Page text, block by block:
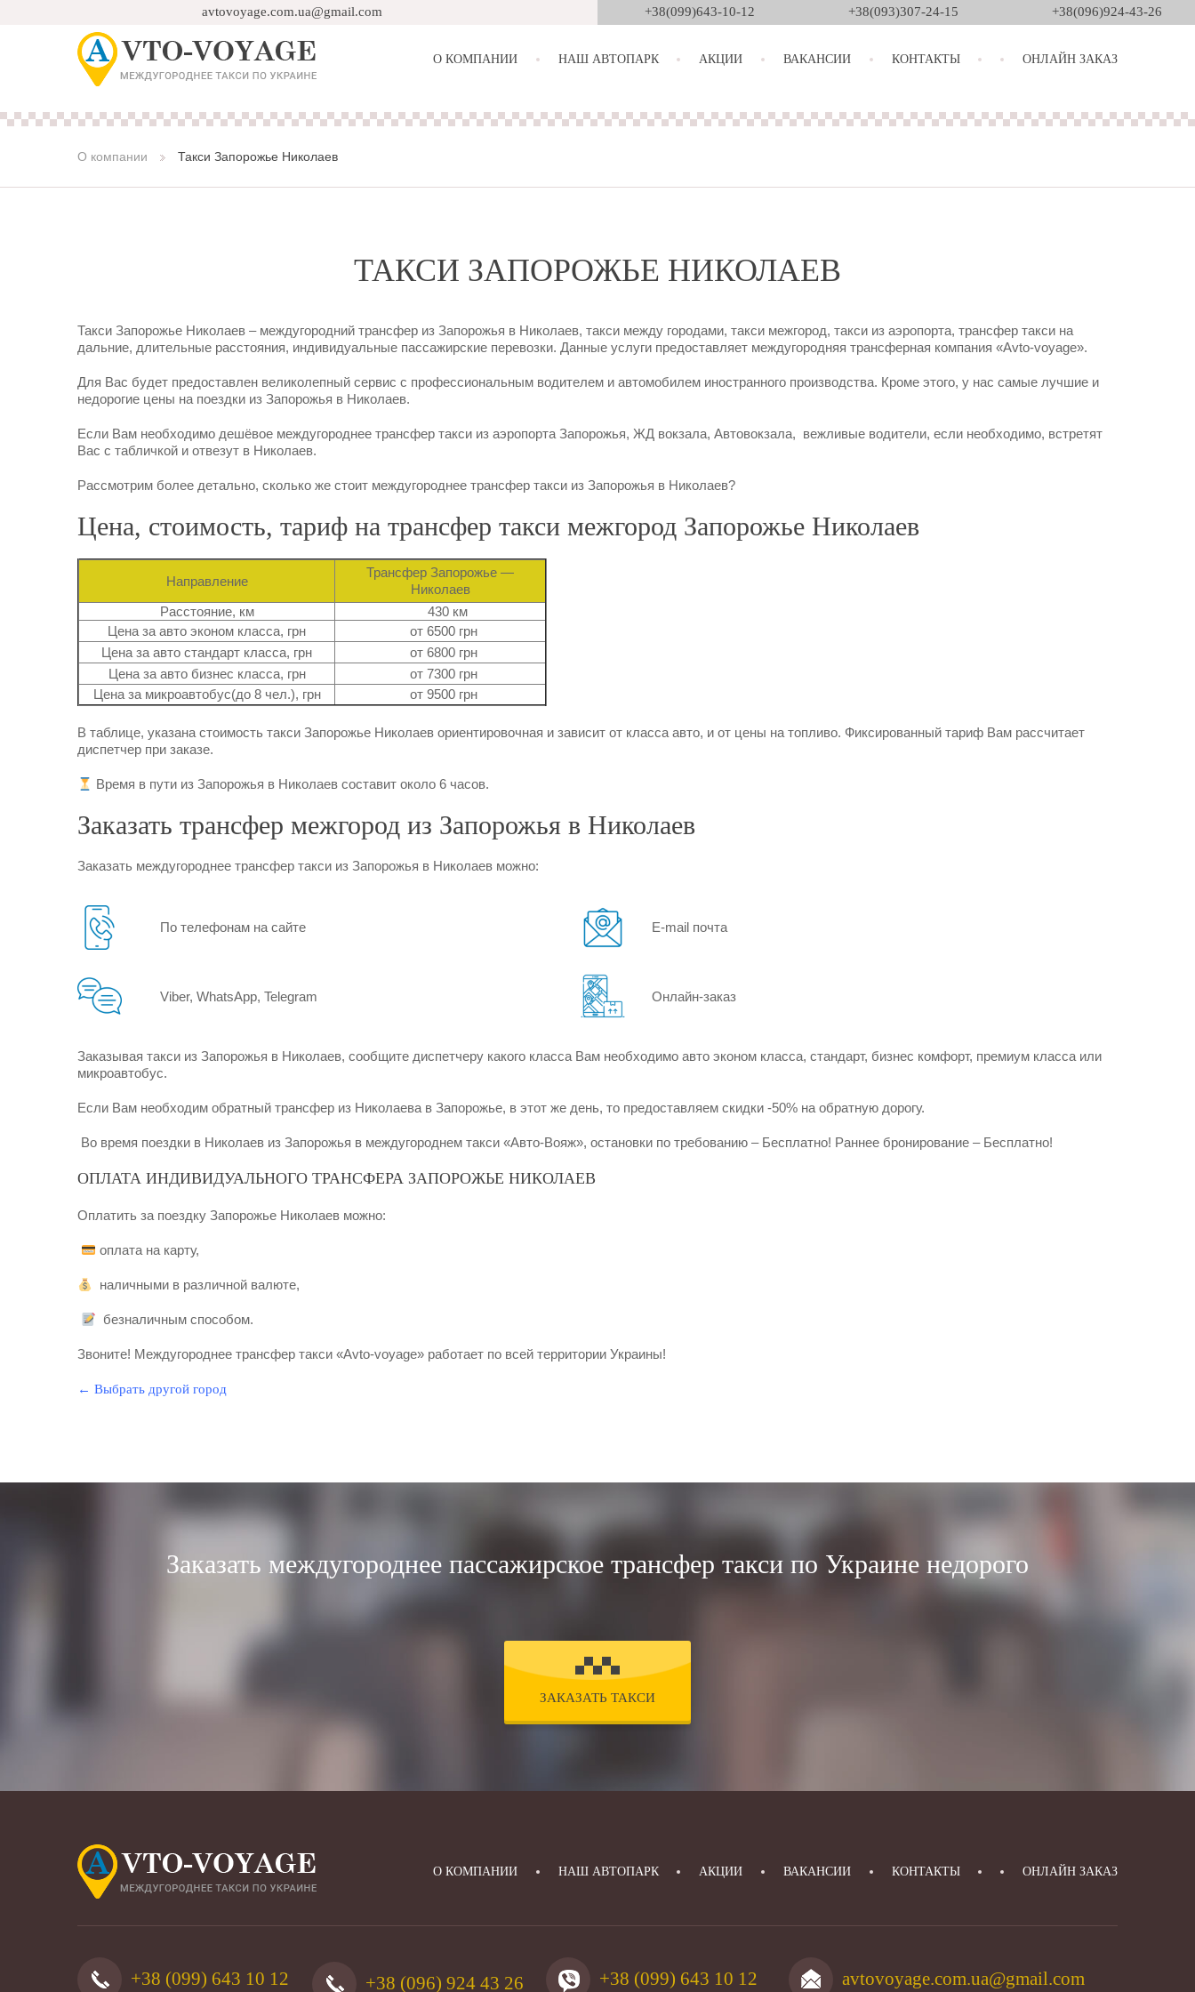
avtovoyage.com.ua@gmail.com +38(099)643-10-12 +38(093)307-24-15 +38(096)924-43-26
О КОМПАНИИ НАШ АВТОПАРК АКЦИИ ВАКАНСИИ КОНТАКТЫ ОНЛАЙН ЗАКАЗ
О компании Такси Запорожье Николаев
ТАКСИ ЗАПОРОЖЬЕ НИКОЛАЕВ
Такси Запорожье Николаев – междугородний трансфер из Запорожья в Николаев, такси между городами, такси межгород, такси из аэропорта, трансфер такси на
дальние, длительные расстояния, индивидуальные пассажирские перевозки. Данные услуги предоставляет междугородняя трансферная компания «Avto-voyage».
Для Вас будет предоставлен великолепный сервис с профессиональным водителем и автомобилем иностранного производства. Кроме этого, у нас самые лучшие и
недорогие цены на поездки из Запорожья в Николаев.
Если Вам необходимо дешёвое междугороднее трансфер такси из аэропорта Запорожья, ЖД вокзала, Автовокзала, вежливые водители, если необходимо, встретят
Вас с табличкой и отвезут в Николаев.
Рассмотрим более детально, сколько же стоит междугороднее трансфер такси из Запорожья в Николаев?
Цена, стоимость, тариф на трансфер такси межгород Запорожье Николаев
Направление
Трансфер Запорожье —
Николаев
Расстояние, км
430 км
Цена за авто эконом класса, грн
от 6500 грн
Цена за авто стандарт класса, грн
от 6800 грн
Цена за авто бизнес класса, грн
от 7300 грн
Цена за микроавтобус(до 8 чел.), грн
от 9500 грн
В таблице, указана стоимость такси Запорожье Николаев ориентировочная и зависит от класса авто, и от цены на топливо. Фиксированный тариф Вам рассчитает
диспетчер при заказе.
Время в пути из Запорожья в Николаев составит около 6 часов.
Заказать трансфер межгород из Запорожья в Николаев
Заказать междугороднее трансфер такси из Запорожья в Николаев можно:
По телефонам на сайте E-mail почта
Viber, WhatsApp, Telegram Онлайн-заказ
Заказывая такси из Запорожья в Николаев, сообщите диспетчеру какого класса Вам необходимо авто эконом класса, стандарт, бизнес комфорт, премиум класса или
микроавтобус.
Если Вам необходим обратный трансфер из Николаева в Запорожье, в этот же день, то предоставляем скидки -50% на обратную дорогу.
Во время поездки в Николаев из Запорожья в междугороднем такси «Авто-Вояж», остановки по требованию – Бесплатно! Раннее бронирование – Бесплатно!
ОПЛАТА ИНДИВИДУАЛЬНОГО ТРАНСФЕРА ЗАПОРОЖЬЕ НИКОЛАЕВ
Оплатить за поездку Запорожье Николаев можно:
оплата на карту,
наличными в различной валюте,
безналичным способом.
Звоните! Междугороднее трансфер такси «Avto-voyage» работает по всей территории Украины!
← Выбрать другой город
Заказать междугороднее пассажирское трансфер такси по Украине недорого
ЗАКАЗАТЬ ТАКСИ
О КОМПАНИИ НАШ АВТОПАРК АКЦИИ ВАКАНСИИ КОНТАКТЫ ОНЛАЙН ЗАКАЗ
+38 (099) 643 10 12 +38 (096) 924 43 26 +38 (099) 643 10 12 avtovoyage.com.ua@gmail.com